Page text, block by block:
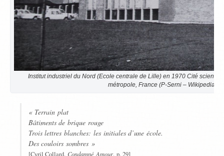
Institut industriel du Nord (Ecole centrale de Lille) en 1970 Cité
métropole, France (P-Serni – Wikipedia)
« Terrain plat
Bâtiments de brique rouge
Trois lettres blanches: les initiales d’une école.
Des couloirs sombres »
Condamné Amour